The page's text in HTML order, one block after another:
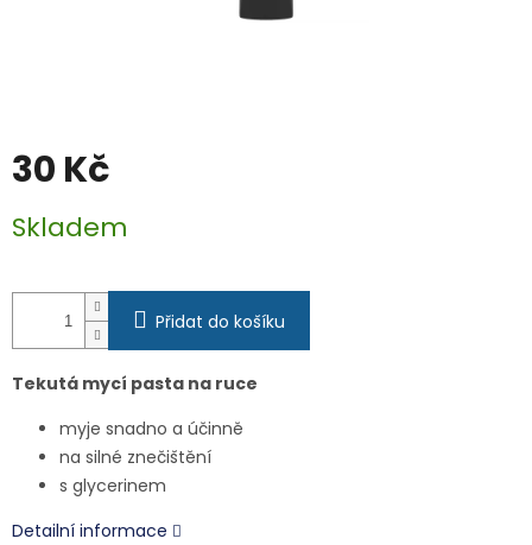
30 Kč
cena:
Skladem
Přidat do košíku
Tekutá mycí pasta na ruce
myje snadno a účinně
na silné znečištění
s glycerinem
Detailní informace